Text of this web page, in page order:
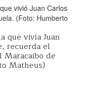
que vivía Juan
recuerda el
de
Matheus)